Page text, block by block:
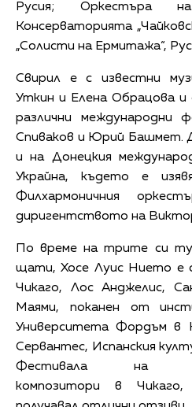
Русия; Оркестъра
Консерваторията
„Солисти на Ермитажа“,
Свирил е с известни
Уткин и Елена Обрацова и
различни международни
Спиваков и Юрий Башмет.
и на Донецкия
Украйна, където е
Филхармоничния
диригентството на
По време на трите си
щати, Хосе Луис Нието е
Чикаго, Лос Анджелис,
Маями, поканен от
Университета Фордъм
Сервантес, Испанския
Фестивала на
композитори в